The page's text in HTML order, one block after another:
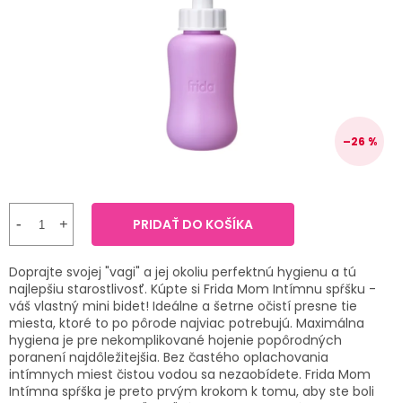
PRÍRODNÉ
VETERINA
SENIORI
ZNAČKY
hviezdičiek.
–26 %
PRIDAŤ DO KOŠÍKA
Doprajte svojej "vagi" a jej okoliu perfektnú hygienu a tú
najlepšiu starostlivosť. Kúpte si Frida Mom Intímnu spŕšku -
váš vlastný mini bidet! Ideálne a šetrne očistí presne tie
miesta, ktoré to po pôrode najviac potrebujú. Maximálna
hygiena je pre nekomplikované hojenie popôrodných
poranení najdôležitejšia. Bez častého oplachovania
intímnych miest čistou vodou sa nezaobídete. Frida Mom
Intímna spŕška je preto prvým krokom k tomu, aby ste boli